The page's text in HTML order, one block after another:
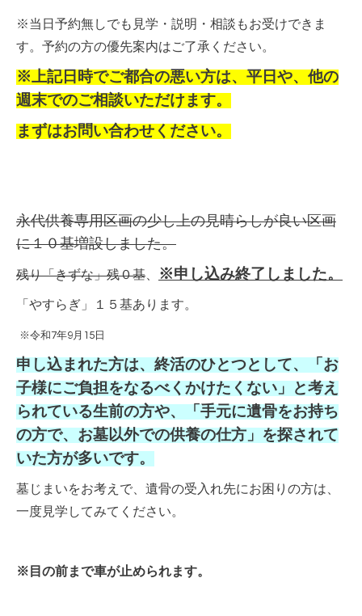
※当日予約無しでも見学・説明・相談もお受けできま
す。予約の方の優先案内はご了承ください。
※上記日時でご都合の悪い方は、平日や、他の
週末でのご相談いただけます。
まずはお問い合わせください。
永代供養専用区画の少し上の見晴らしが良い区画
に１０基増設しました。
残り「きずな」残０基 ※申し込み終了しました。
「やすらぎ」１５ 基あります。
※令和7年9月15日
申し込まれた方は、終活のひとつとして、「お
子様にご負担をなるべくかけたくない」と考え
られている生前の方や、「手元に遺骨をお持ち
の方で、お墓以外での供養の仕方」を探されて
いた方が多いです。
墓じまいをお考えで、遺骨の受入れ先にお困りの方は、
一度見学してみてください。
※目の前まで車が止められます。